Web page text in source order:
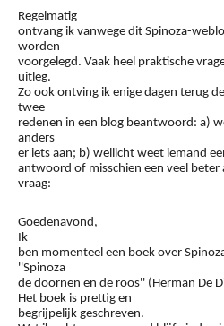
Regelmatig
ontvang ik vanwege dit Spinoza-
worden
voorgelegd. Vaak heel praktische
uitleg.
Zo ook ontving ik enige dagen terug
twee
redenen in een blog beantwoord: a)
anders
er iets aan; b) wellicht weet iemand
antwoord of misschien een veel
vraag:
Goedenavond,
Ik
ben momenteel een boek over
''Spinoza
de doornen en de roos'' (Herman De
Het boek is prettig en
begrijpelijk geschreven.